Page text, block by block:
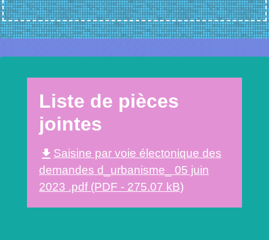
Liste de pièces
jointes
file_download Saisine par voie électonique des
demandes d_urbanisme_ 05 juin
2023 .pdf (PDF - 275.07 kB)